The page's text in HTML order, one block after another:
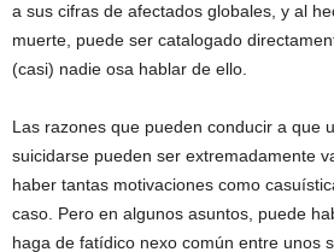
a sus cifras de afectados globales, y al
muerte, puede ser catalogado
(casi) nadie osa hablar de ello.
Las razones que pueden conducir a que
suicidarse pueden ser extremadamente
haber tantas motivaciones como
caso. Pero en algunos asuntos, puede
haga de fatídico nexo común entre unos